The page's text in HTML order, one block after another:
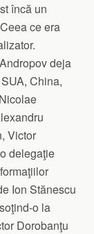
încă un
ce era
deja
China,
Victor
delegaţie
Ion Stănescu
o la
Dorobanţu